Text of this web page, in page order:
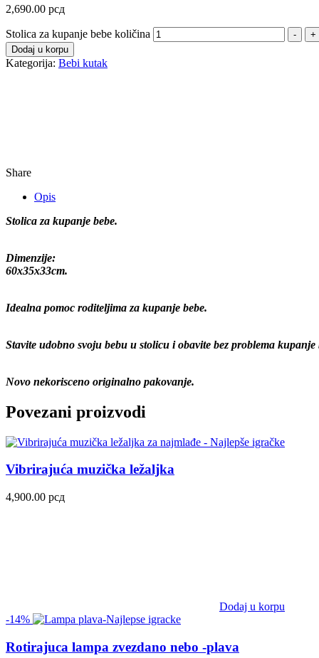
2,690.00 рсд
Stolica za kupanje bebe količina -
+
Dodaj u korpu
Kategorija: Bebi kutak
Share
Opis
Stolica za kupanje bebe.
Dimenzije:
60x35x33cm.
Idealna pomoc roditeljima za kupanje bebe.
Stavite udobno svoju bebu u stolicu i obavite bez problema
Novo nekorisceno originalno pakovanje.
Povezani proizvodi
Vibrirajuća muzička ležaljka
4,900.00 рсд
Dodaj u korpu
-14%
Rotirajuca lampa zvezdano nebo -plava